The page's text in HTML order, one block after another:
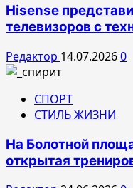
Hisense
телевизоров с
Редактор 14.07.20260
СПОРТ
СТИЛЬ ЖИЗНИ
На Болотной
открытая